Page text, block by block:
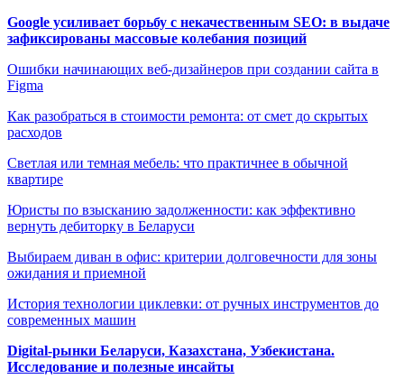
Google усиливает борьбу с некачественным SEO: в выдаче
зафиксированы массовые колебания позиций
Ошибки начинающих веб-дизайнеров при создании сайта в
Figma
Как разобраться в стоимости ремонта: от смет до скрытых
расходов
Светлая или темная мебель: что практичнее в обычной
квартире
Юристы по взысканию задолженности: как эффективно
вернуть дебиторку в Беларуси
Выбираем диван в офис: критерии долговечности для зоны
ожидания и приемной
История технологии циклевки: от ручных инструментов до
современных машин
Digital-рынки Беларуси, Казахстана, Узбекистана.
Исследование и полезные инсайты